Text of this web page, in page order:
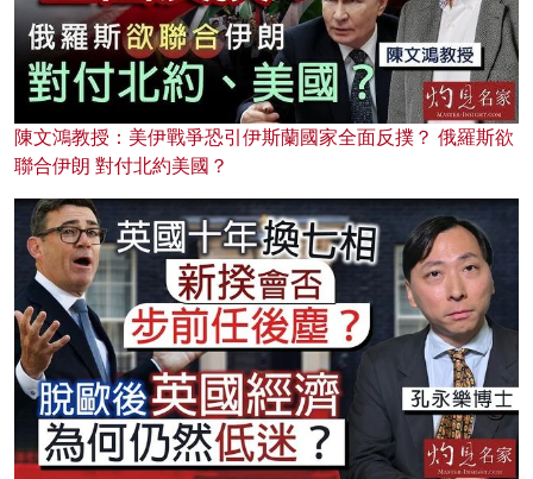
陳文鴻教授：美伊戰爭恐引伊斯蘭國家全面反撲？ 俄羅斯欲
聯合伊朗 對付北約美國？